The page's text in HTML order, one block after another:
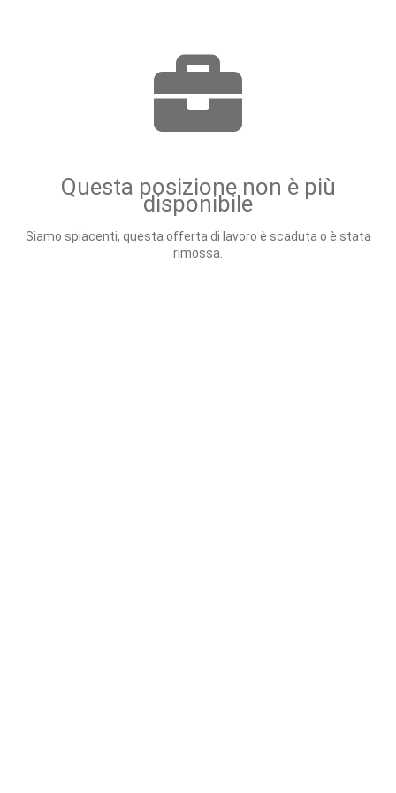
Questa posizione non è più
disponibile
Siamo spiacenti, questa offerta di lavoro è scaduta o è stata
rimossa.